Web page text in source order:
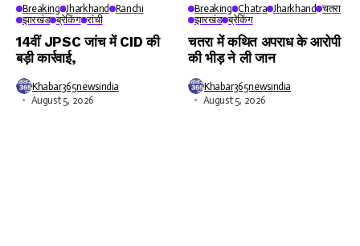
Breaking Jharkhand
Ranchi
झारखंड ब्रेकिंग रांची
14वीं JPSC जांच में CID की
बड़ी कार्रवाई,
Khabar365newsindia
August 5, 2026
Breaking Chatra Jharkhand चतरा
झारखंड ब्रेकिंग
चतरा में कथित अपराध के आरोपी
की भीड़ ने ली जान
Khabar365newsindia
August 5, 2026